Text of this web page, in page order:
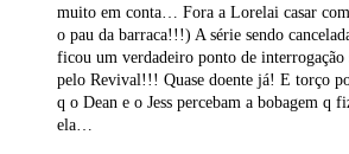
muito em conta… Fora a Lorelai casar
o pau da barraca!!!) A série sendo
ficou um verdadeiro ponto de
pelo Revival!!! Quase doente já! E torço
q o Dean e o Jess percebam a bobagem q
ela…